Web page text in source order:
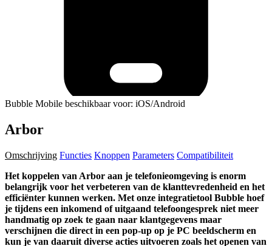
Bubble Mobile beschikbaar voor: iOS/Android
Arbor
Omschrijving Functies Knoppen Parameters Compatibiliteit
Het koppelen van Arbor aan je telefonieomgeving is enorm
belangrijk voor het verbeteren van de klanttevredenheid en het
efficiënter kunnen werken. Met onze integratietool Bubble hoef
je tijdens een inkomend of uitgaand telefoongesprek niet meer
handmatig op zoek te gaan naar klantgegevens maar
verschijnen die direct in een pop-up op je PC beeldscherm en
kun je van daaruit diverse acties uitvoeren zoals het openen van